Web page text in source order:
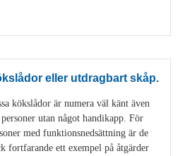
eller utdragbart skåp.
kökslådor är numera väl känt även
utan något handikapp. För
med funktionsnedsättning är de
fortfarande ett exempel på åtgärder